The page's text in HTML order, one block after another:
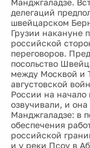
делегаций
швейцарском
Грузии накануне
российской
переговоров.
посольство
между Москвой и
августовской
России на
озвучивали, и
Манджгаладзе: в
обеспечения
российской
и у реки Псоу в